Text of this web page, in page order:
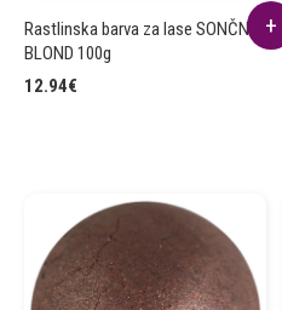
Rastlinska barva za lase SONČNO
BLOND 100g
12.94€